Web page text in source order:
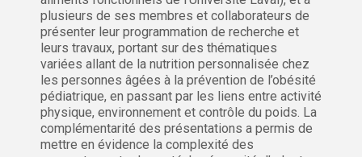
plusieurs de ses membres et collaborateurs de
présenter leur programmation de recherche et
leurs travaux, portant sur des thématiques
variées allant de la nutrition personnalisée chez
les personnes âgées à la prévention de l’obésité
pédiatrique, en passant par les liens entre activité
physique, environnement et contrôle du poids. La
complémentarité des présentations a permis de
mettre en évidence la complexité des